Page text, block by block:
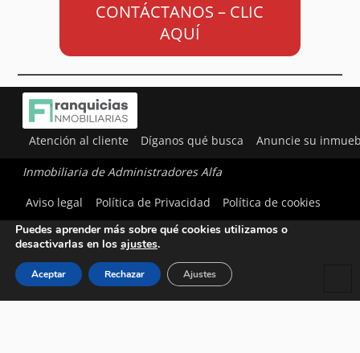
CONTÁCTANOS – CLIC
AQUÍ
Atención al cliente Díganos qué busca Anuncie su
Inmobiliaria de Administradores Alfa
Aviso legal
Política de Privacidad Política de cookies
Utilizamos cookies para ofrecerte la mejor experiencia en
Puedes aprender más sobre qué cookies utilizamos o
desactivarlas en los ajustes.
Aceptar Rechazar Ajustes